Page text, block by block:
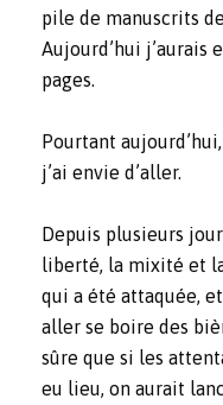
pile de manuscrits
Aujourd’hui j’aurais
pages.
Pourtant
j’ai envie d’aller.
Depuis plusieurs
liberté, la mixité et
qui a été attaquée,
aller se boire des
sûre que si les
eu lieu, on aurait